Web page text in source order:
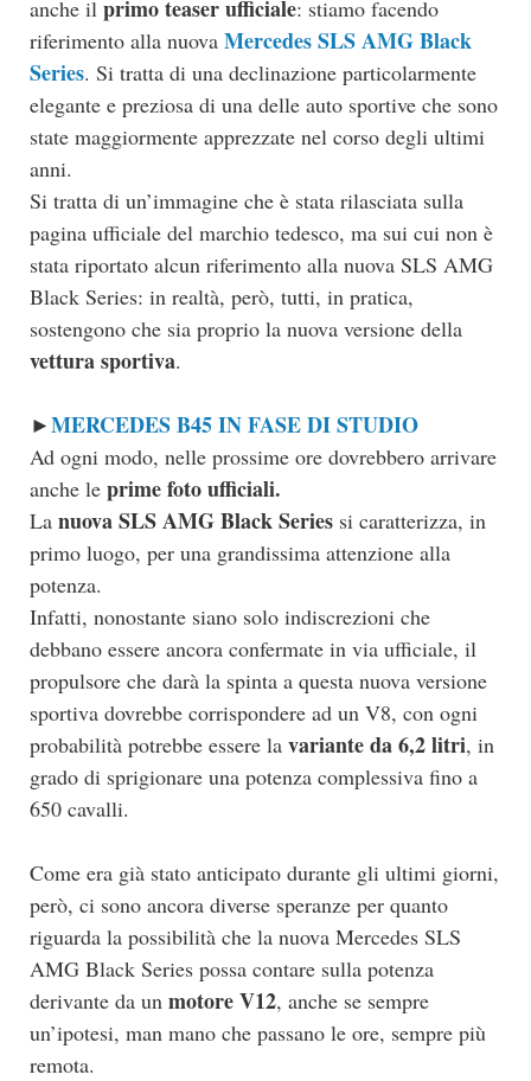
anche il primo teaser ufficiale: stiamo facendo
riferimento alla nuova Mercedes SLS AMG Black
Series. Si tratta di una declinazione particolarmente
elegante e preziosa di una delle auto sportive che sono
state maggiormente apprezzate nel corso degli ultimi
anni.
Si tratta di un’immagine che è stata rilasciata sulla
pagina ufficiale del marchio tedesco, ma sui cui non è
stata riportato alcun riferimento alla nuova SLS AMG
Black Series: in realtà, però, tutti, in pratica,
sostengono che sia proprio la nuova versione della
vettura sportiva.
►MERCEDES B45 IN FASE DI STUDIO
Ad ogni modo, nelle prossime ore dovrebbero arrivare
anche le prime foto ufficiali.
La nuova SLS AMG Black Series si caratterizza, in
primo luogo, per una grandissima attenzione alla
potenza.
Infatti, nonostante siano solo indiscrezioni che
debbano essere ancora confermate in via ufficiale, il
propulsore che darà la spinta a questa nuova versione
sportiva dovrebbe corrispondere ad un V8, con ogni
probabilità potrebbe essere la variante da 6,2 litri, in
grado di sprigionare una potenza complessiva fino a
650 cavalli.
Come era già stato anticipato durante gli ultimi giorni,
però, ci sono ancora diverse speranze per quanto
riguarda la possibilità che la nuova Mercedes SLS
AMG Black Series possa contare sulla potenza
derivante da un motore V12, anche se sempre
un’ipotesi, man mano che passano le ore, sempre più
remota.